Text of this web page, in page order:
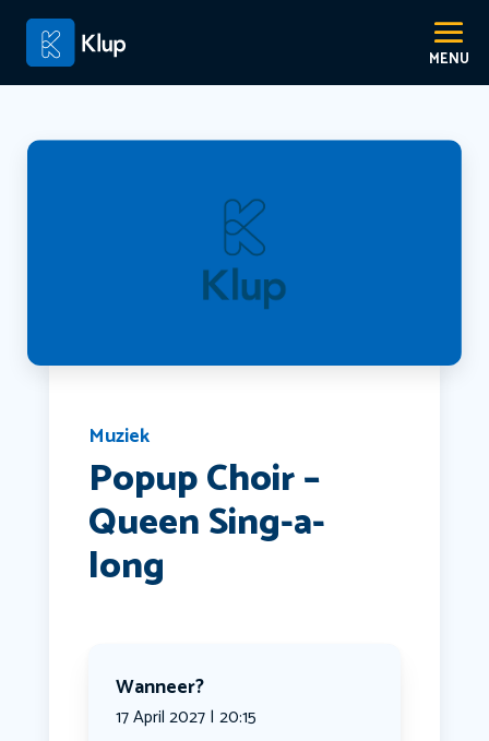
Muziek
Popup Choir –
Queen Sing-a-
long ️
Wanneer?
17 April 2027 | 20:15